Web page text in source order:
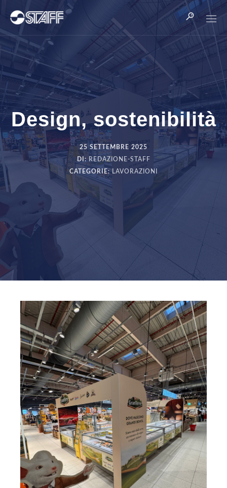
Standard
Eco
Stampa serigrafica
Stampa digitale
Finissaggio
Industria
Interior Design
Arte e stampe artistiche
Wrapping
Servizi Integrati
Imballaggio
Logistica
Design, sostenibilità
25 SETTEMBRE 2025
DI: REDAZIONE-STAFF
CATEGORIE:LAVORAZIONI